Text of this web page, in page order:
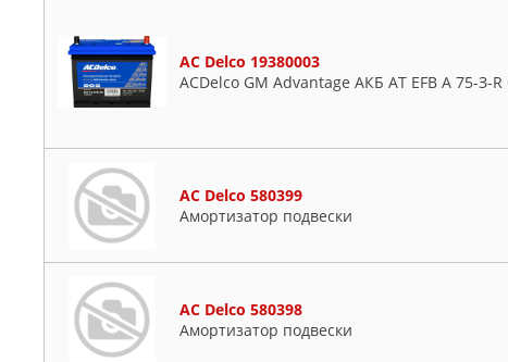
AC Delco 19380003
ACDelco GM Advantage АКБ AT EFB A 75-З-
AC Delco 580399
Амортизатор подвески
AC Delco 580398
Амортизатор подвески